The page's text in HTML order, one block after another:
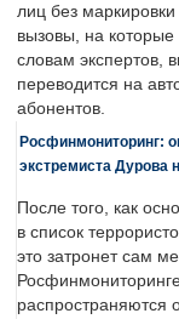
лиц без
вызовы, на
словам экспертов,
переводится на
абонентов.
Росфинмониторинг:
экстремиста Дурова
После того, как
в список
это затронет сам
распространяются